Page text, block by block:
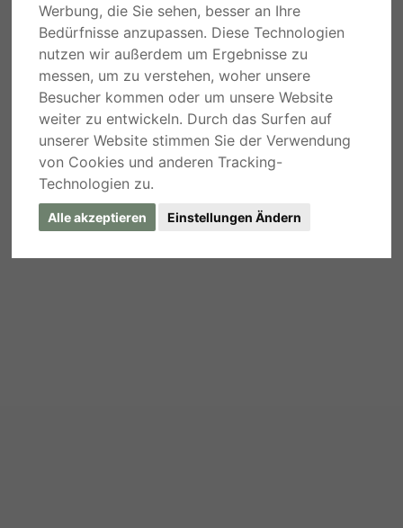
Werbung, die Sie sehen, besser an Ihre
Bedürfnisse anzupassen. Diese Technologien
nutzen wir außerdem um Ergebnisse zu
messen, um zu verstehen, woher unsere
Besucher kommen oder um unsere Website
weiter zu entwickeln. Durch das Surfen auf
unserer Website stimmen Sie der Verwendung
von Cookies und anderen Tracking-
Technologien zu.
Alle akzeptieren Einstellungen Ändern